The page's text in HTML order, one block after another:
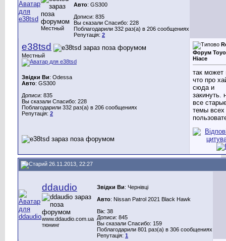
Местный
Авто: GS300
Дописи: 835
Вы сказали Спасибо: 228
Поблагодарили 332 раз(а) в 206 сообщениях
Репутація: 2
e38tsd
Местный
Звідки Ви: Odessa
Авто: GS300
Дописи: 835
Вы сказали Спасибо: 228
Поблагодарили 332 раз(а) в 206 сообщениях
Репутація: 2
Форум
Hiace
так может
что про
сюда и
закинуть.
все
темы всех
26.11.2013, 22:27
ddaudio
www.ddaudio.com.ua
тюнинг
Звідки Ви: Чернівці
Авто: Nissan Patrol 2021 Black Hawk
Вік: 38
Дописи: 845
Вы сказали Спасибо: 159
Поблагодарили 801 раз(а) в 306 сообщениях
Репутація: 1